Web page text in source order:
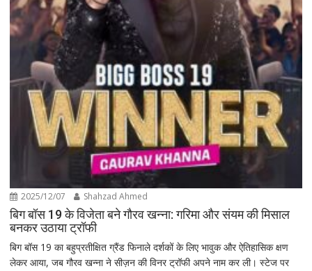
2025/12/07 Shahzad Ahmed
बिग बॉस 19 के विजेता बने गौरव खन्ना: गरिमा और संयम की मिसाल
बनकर उठाया ट्रॉफी
बिग बॉस 19 का बहुप्रतीक्षित ग्रैंड फिनाले दर्शकों के लिए भावुक और ऐतिहासिक क्षण
लेकर आया, जब गौरव खन्ना ने सीज़न की विनर ट्रॉफी अपने नाम कर ली। स्टेज पर